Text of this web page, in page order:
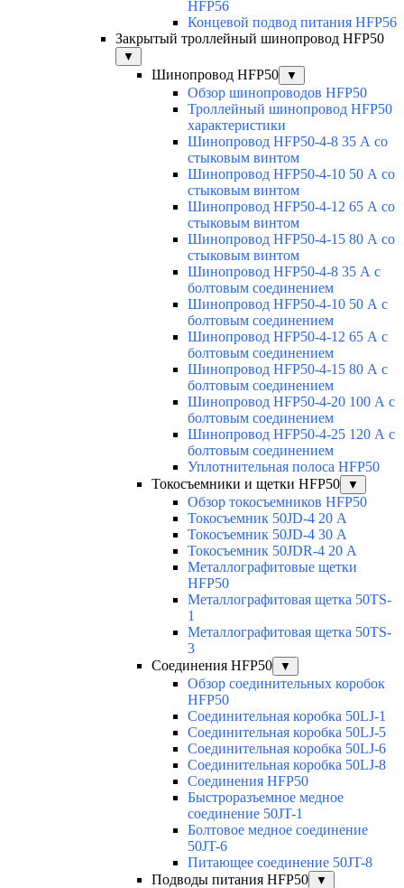
HFP56
Концевой подвод питания HFP56
Закрытый троллейный шинопровод HFP50
▼
Шинопровод HFP50 ▼
Обзор шинопроводов HFP50
Троллейный шинопровод HFP50
характеристики
Шинопровод HFP50-4-8 35 А со
стыковым винтом
Шинопровод HFP50-4-10 50 А со
стыковым винтом
Шинопровод HFP50-4-12 65 А со
стыковым винтом
Шинопровод HFP50-4-15 80 А со
стыковым винтом
Шинопровод HFP50-4-8 35 А с
болтовым соединением
Шинопровод HFP50-4-10 50 А с
болтовым соединением
Шинопровод HFP50-4-12 65 А с
болтовым соединением
Шинопровод HFP50-4-15 80 А с
болтовым соединением
Шинопровод HFP50-4-20 100 А с
болтовым соединением
Шинопровод HFP50-4-25 120 А с
болтовым соединением
Уплотнительная полоса HFP50
Токосъемники и щетки HFP50
▼
Обзор токосъемников HFP50
Токосъемник 50JD-4 20 А
Токосъемник 50JD-4 30 А
Токосъемник 50JDR-4 20 А
Металлографитовые щетки
HFP50
Металлографитовая щетка 50TS-
1
Металлографитовая щетка 50TS-
3
Соединения HFP50
▼
Обзор соединительных коробок
HFP50
Соединительная коробка 50LJ-1
Соединительная коробка 50LJ-5
Соединительная коробка 50LJ-6
Соединительная коробка 50LJ-8
Соединения HFP50
Быстроразъемное медное
соединение 50JT-1
Болтовое медное соединение
50JT-6
Питающее соединение 50JT-8
Подводы питания HFP50
▼